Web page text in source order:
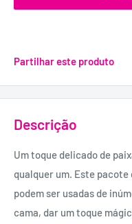
Partilhar este produto
Descrição
Um toque delicado de
qualquer um. Este pacote
podem ser usadas de
cama, dar um toque